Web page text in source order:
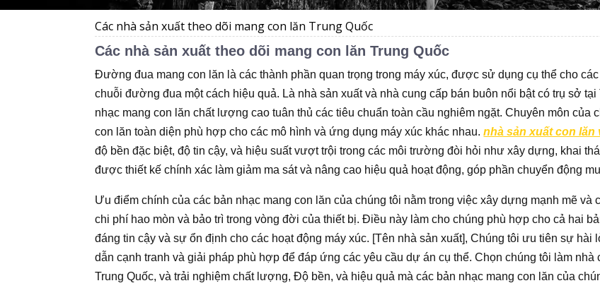
Các nhà sản xuất theo dõi mang con lăn Trung Quốc
Các nhà sản xuất theo dõi mang con lăn Trung Quốc
Đường đua mang con lăn là các thành phần quan trọng trong máy xúc, được sử dụng cụ thể cho
chuỗi đường đua một cách hiệu quả. Là nhà sản xuất và nhà cung cấp bán buôn nổi bật có trụ sở
nhạc mang con lăn chất lượng cao tuân thủ các tiêu chuẩn toàn cầu nghiêm ngặt. Chuyên môn của
con lăn toàn diện phù hợp cho các mô hình và ứng dụng máy xúc khác nhau.nhà sản xuất con lăn
độ bền đặc biệt, độ tin cậy, và hiệu suất vượt trội trong các môi trường đòi hỏi như xây dựng, khai
được thiết kế chính xác làm giảm ma sát và nâng cao hiệu quả hoạt động, góp phần chuyển động
Ưu điểm chính của các bản nhạc mang con lăn của chúng tôi nằm trong việc xây dựng mạnh mẽ và
chi phí hao mòn và bảo trì trong vòng đời của thiết bị. Điều này làm cho chúng phù hợp cho cả hai
đáng tin cậy và sự ổn định cho các hoạt động máy xúc. [Tên nhà sản xuất], Chúng tôi ưu tiên sự hài
dẫn cạnh tranh và giải pháp phù hợp để đáp ứng các yêu cầu dự án cụ thể. Chọn chúng tôi làm
Trung Quốc, và trải nghiệm chất lượng, Độ bền, và hiệu quả mà các bản nhạc mang con lăn của